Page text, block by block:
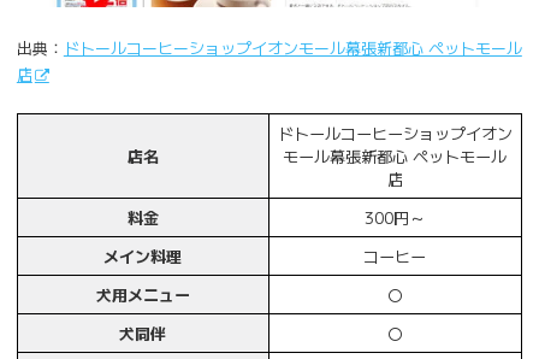
出典： ドトールコーヒーショップイオンモール幕張新都心 ペットモール
店
店名
ドトールコーヒーショップイオン
モール幕張新都心 ペットモール
店
料金
300円～
メイン料理
コーヒー
犬用メニュー
〇
犬同伴
〇